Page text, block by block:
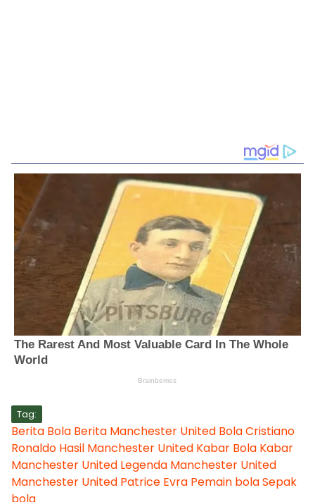
Tag:
Berita Bola Berita Manchester United BolaCristiano
Ronaldo Hasil Manchester United Kabar Bola Kabar
Manchester United Legenda Manchester United
Manchester United Patrice Evra Pemain bolaSepak